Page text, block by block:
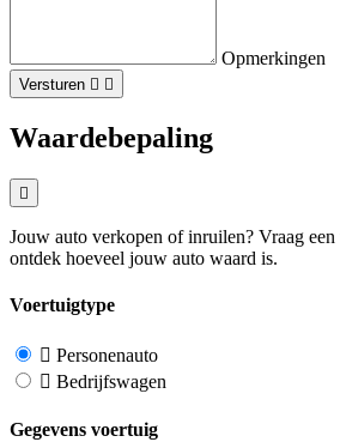
Opmerkingen
Versturen
Waardebepaling
Jouw auto verkopen of inruilen? Vraag een
ontdek hoeveel jouw auto waard is.
Voertuigtype
Personenauto
Bedrijfswagen
Gegevens voertuig